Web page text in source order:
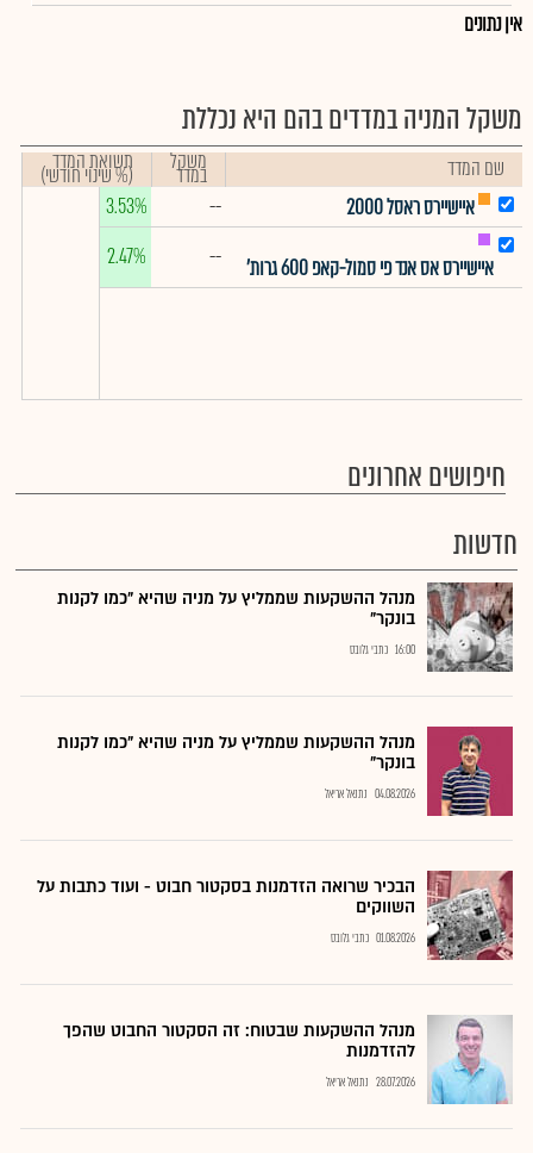
אין נתונים
משקל המניה במדדים בהם היא נכללת
שם המדד משקל
במדד תשואת המדד
(% שינוי חודשי)
איישיירס ראסל 2000
--
3.53%
איישיירס אס אנד פי סמול-קאפ 600 גרות' --
2.47%
חיפושים אחרונים
חדשות
מנהל ההשקעות שממליץ על מניה שהיא "כמו לקנות
בונקר"
16:00 כתבי גלובס
מנהל ההשקעות שממליץ על מניה שהיא "כמו לקנות
בונקר"
04.08.2026 נתנאל אריאל
הבכיר שרואה הזדמנות בסקטור חבוט - ועוד כתבות על
השווקים
01.08.2026 כתבי גלובס
מנהל ההשקעות שבטוח: זה הסקטור החבוט שהפך
להזדמנות
28.07.2026 נתנאל אריאל